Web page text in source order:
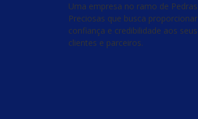
Uma empresa no ramo de Pedras
Preciosas que busca proporcionar
confiança e credibilidade aos seus
clientes e parceiros.